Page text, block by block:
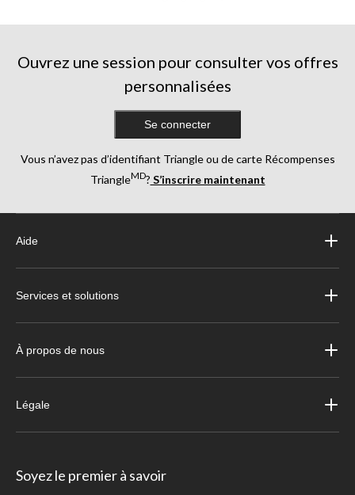
Ouvrez une session pour consulter vos offres
personnalisées
Se connecter
Vous n’avez pas d’identifiant Triangle ou de carte Récompenses
TriangleMD? S’inscrire maintenant
Aide
Services et solutions
À propos de nous
Légale
Soyez le premier à savoir